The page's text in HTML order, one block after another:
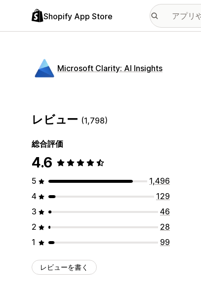
Shopify App Store
Microsoft Clarity: AI Insights
レビュー (1,798)
総合評価
4.6
5
1,496
4
129
3
46
2
28
1
99
レビューを書く